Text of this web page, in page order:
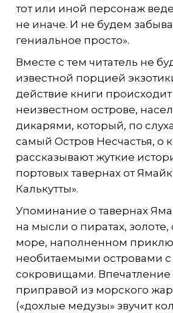
тот или иной персонаж
не иначе. И не будем
гениальное просто».
Вместе с тем читатель не
известной порцией
действие книги происходит
неизвестном острове,
дикарями, который, по
самый Остров Несчастья, о
рассказывают жуткие
портовых тавернах от
Калькутты».
Упоминание о тавернах
на мысли о пиратах,
море, наполненном
необитаемыми островами
сокровищами. Впечатление
приправой из морского
(«дохлые медузы» звучит